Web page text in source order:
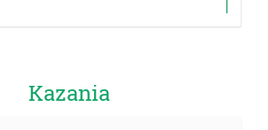
Kazania